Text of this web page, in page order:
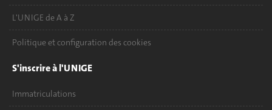
L'UNIGE de A à Z
Politique et configuration des cookies
S'inscrire à l'UNIGE
Immatriculations